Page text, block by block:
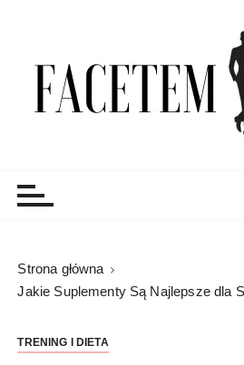
Strona główna
Jakie Suplementy Są Najlepsze dla
TRENING I DIETA